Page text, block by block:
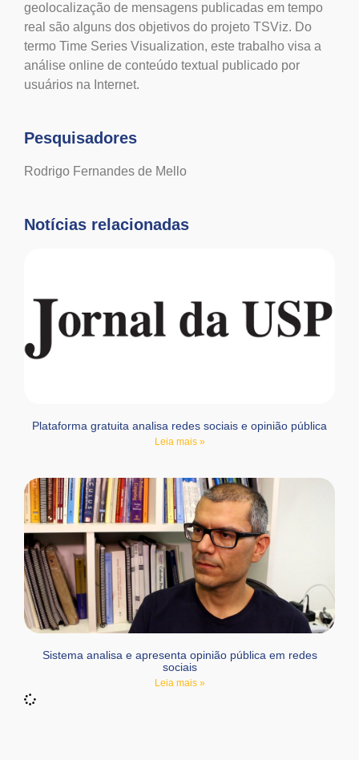
geolocalização de mensagens publicadas em tempo
real são alguns dos objetivos do projeto TSViz. Do
termo Time Series Visualization, este trabalho visa a
análise online de conteúdo textual publicado por
usuários na Internet.
Pesquisadores
Rodrigo Fernandes de Mello
Notícias relacionadas
Plataforma gratuita analisa redes sociais e opinião pública
Leia mais »
Sistema analisa e apresenta opinião pública em redes
sociais
Leia mais »